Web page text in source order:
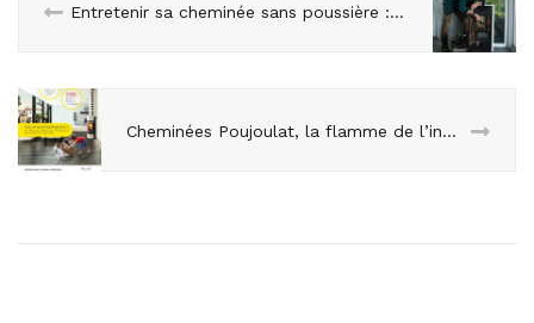
Entretenir sa cheminée sans poussière : la solution Ribimex
Cheminées Poujoulat, la flamme de l’innovation